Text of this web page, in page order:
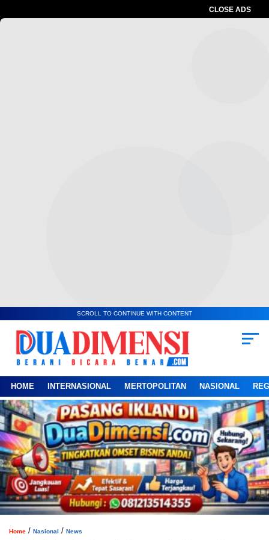
CLOSE ADS
SCROLL TO CONTINUE WITH CONTENT
HOME INTERNASIONAL MERTOPOLITAN NASIONAL
Home / Nasional / News